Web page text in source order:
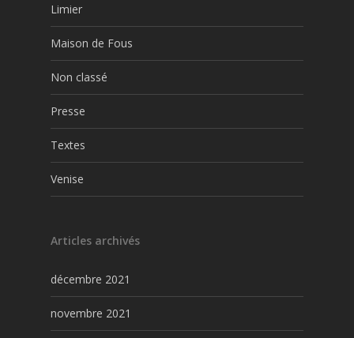
Limier
Maison de Fous
Non classé
Presse
Textes
Venise
Articles archivés
décembre 2021
novembre 2021